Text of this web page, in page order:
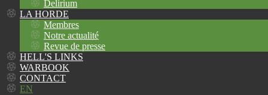
Delirium
LA HORDE
Membres
Notre actualité
Revue de presse
HELL'S LINKS
WARBOOK
CONTACT
EN